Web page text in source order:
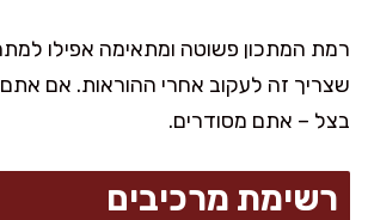
רמת המתכון פשוטה ומתאימה אפילו
שצריך זה לעקוב אחרי ההוראות. אם אתם
בצל – אתם מסודרים.
רשימת מרכיבים